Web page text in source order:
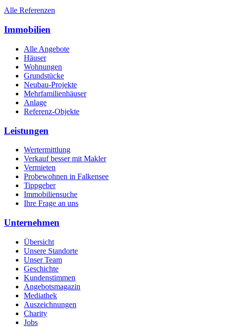
Alle Referenzen
Immobilien
Alle Angebote
Häuser
Wohnungen
Grundstücke
Neubau-Projekte
Mehrfamilienhäuser
Anlage
Referenz-Objekte
Leistungen
Wertermittlung
Verkauf besser mit Makler
Vermieten
Probewohnen in Falkensee
Tippgeber
Immobiliensuche
Ihre Frage an uns
Unternehmen
Übersicht
Unsere Standorte
Unser Team
Geschichte
Kundenstimmen
Angebotsmagazin
Mediathek
Auszeichnungen
Charity
Jobs